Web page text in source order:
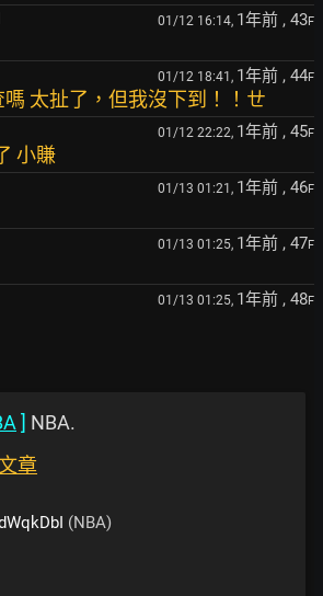
01/12 16:14, 1年前 , 43F
01/12 18:41, 1年前 , 44F
太扯了，但我沒下到！！ㄝ
01/12 22:22, 1年前 , 45F
小賺
01/13 01:21, 1年前 , 46F
01/13 01:25, 1年前 , 47F
01/13 01:25, 1年前 , 48F
] NBA.
章
(NBA)